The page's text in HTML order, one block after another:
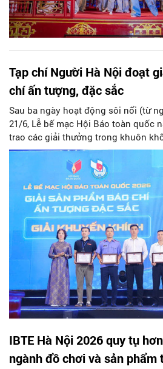
Tạp chí Người Hà Nội đoạt
chí ấn tượng, đặc sắc
Sau ba ngày hoạt động sôi nổi (từ
21/6, Lễ bế mạc Hội Báo toàn quốc
trao các giải thưởng trong khuôn
Trung tâm Hội nghị - Biểu diễn
IBTE Hà Nội 2026 quy tụ
ngành đồ chơi và sản phẩm